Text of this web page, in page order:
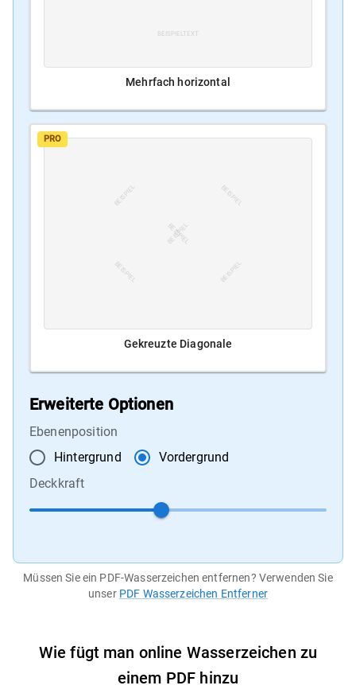
BEISPIELTEXT
Mehrfach horizontal
PRO
BEISPIEL
BEISPIEL
BEISPIEL
BEISPIEL
BEISPIEL
BEISPIEL
Gekreuzte Diagonale
Erweiterte Optionen
Ebenenposition
Hintergrund
Vordergrund
Deckkraft
Müssen Sie ein PDF-Wasserzeichen entfernen? Verwenden Sie
unser PDF Wasserzeichen Entferner
Wie fügt man online Wasserzeichen zu
einem PDF hinzu